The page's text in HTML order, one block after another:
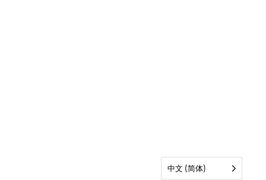
中文 (简体)